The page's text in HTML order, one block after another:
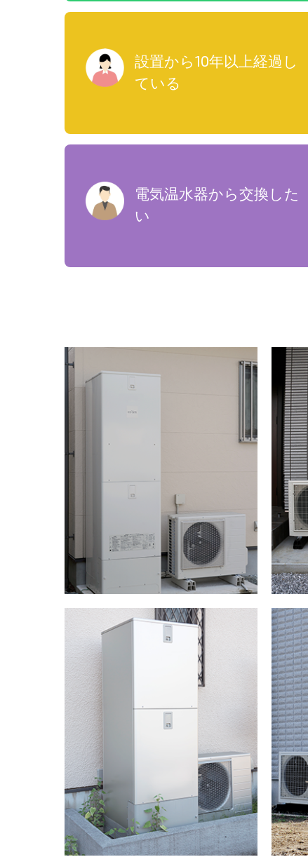
設置から10年以上経過し
ている
電気温水器から交換した
い